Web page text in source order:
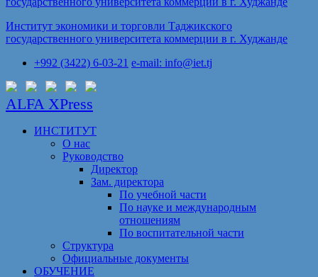
Институт экономики и торговли Таджикского
государственного университета коммерции в г. Худжанде
+992 (3422) 6-03-21 e-mail: info@iet.tj
ALFA XPress
ИНСТИТУТ
О нас
Руководство
Директор
Зам. директора
По учебной части
По науке и международным
отношениям
По воспитательной части
Структура
Официальные документы
ОБУЧЕНИЕ